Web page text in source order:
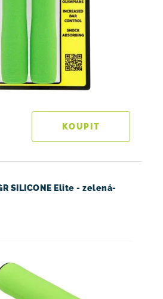
SILICONE Elite - zelená-